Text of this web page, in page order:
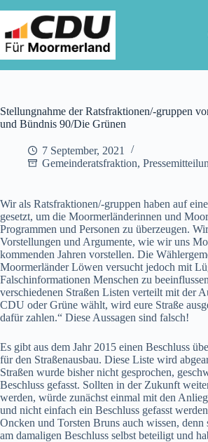
Stellungnahme der Ratsfraktionen/-gruppen
und Bündnis 90/Die Grünen
7 September, 2021
Gemeinderatsfraktion,
Wir als Ratsfraktionen/-gruppen haben auf
gesetzt, um die Moormerländerinnen und
Programmen und Personen zu überzeugen.
Vorstellungen und Argumente, wie wir uns
kommenden Jahren vorstellen. Die
Moormerländer Löwen versucht jedoch mit
Falschinformationen Menschen zu
verschiedenen Straßen Listen verteilt mit der
CDU oder Grüne wählt, wird eure Straße
dafür zahlen.“ Diese Aussagen sind falsch!
Es gibt aus dem Jahr 2015 einen Beschluss
für den Straßenausbau. Diese Liste wird
Straßen wurde bisher nicht gesprochen,
Beschluss gefasst. Sollten in der Zukunft
werden, würde zunächst einmal mit den
und nicht einfach ein Beschluss gefasst
Oncken und Torsten Bruns auch wissen,
am damaligen Beschluss selbst beteiligt und